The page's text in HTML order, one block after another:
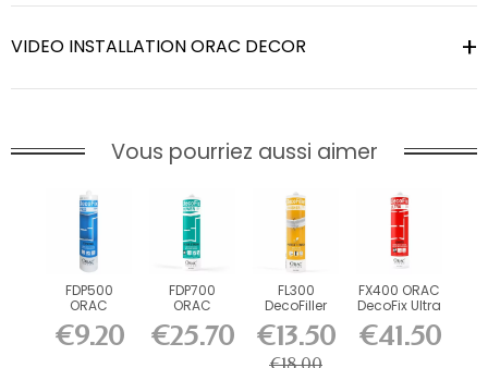
VIDEO INSTALLATION ORAC DECOR
Vous pourriez aussi aimer
FDP500
ORAC
DecoFix Pro
310 ml
€9.20
FDP700
ORAC
DecoFix
Power 290
ml
€25.70
FL300
DecoFiller
€13.50
FX400 ORAC
DecoFix Ultra
€41.50